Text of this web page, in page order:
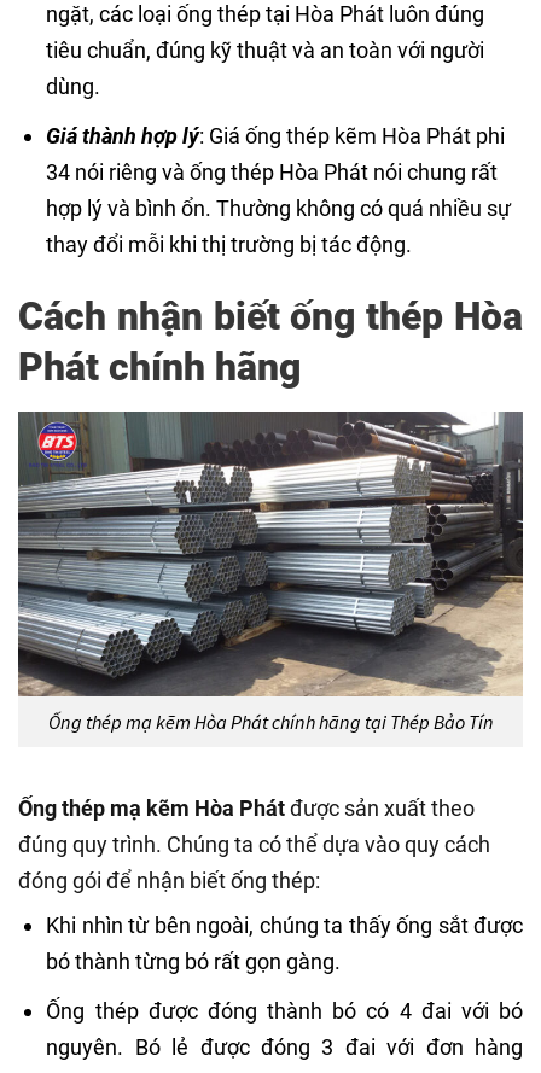
ngặt, các loại ống thép tại Hòa Phát luôn đúng
tiêu chuẩn, đúng kỹ thuật và an toàn với người
dùng.
Giá thành hợp lý: Giá ống thép kẽm Hòa Phát phi
34 nói riêng và ống thép Hòa Phát nói chung rất
hợp lý và bình ổn. Thường không có quá nhiều sự
thay đổi mỗi khi thị trường bị tác động.
Cách nhận biết ống thép Hòa
Phát chính hãng
Ống thép mạ kẽm Hòa Phát chính hãng tại Thép Bảo Tín
Ống thép mạ kẽm Hòa Phátđược sản xuất theo
đúng quy trình. Chúng ta có thể dựa vào quy cách
đóng gói để nhận biết ống thép:
Khi nhìn từ bên ngoài, chúng ta thấy ống sắt được
bó thành từng bó rất gọn gàng.
Ống thép được đóng thành bó có 4 đai với bó
nguyên. Bó lẻ được đóng 3 đai với đơn hàng